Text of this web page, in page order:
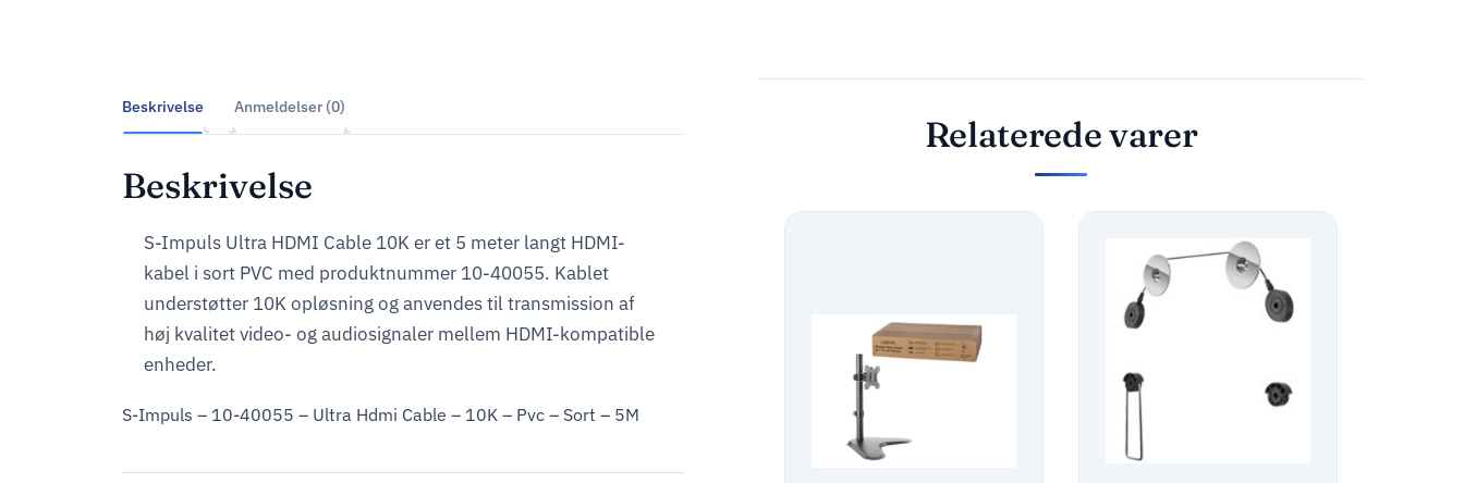
Beskrivelse Anmeldelser (0)
Beskrivelse
S-Impuls Ultra HDMI Cable 10K er et 5 meter langt HDMI-
kabel i sort PVC med produktnummer 10-40055. Kablet
understøtter 10K opløsning og anvendes til transmission af
høj kvalitet video- og audiosignaler mellem HDMI-kompatible
enheder.
S-Impuls – 10-40055 – Ultra Hdmi Cable – 10K – Pvc – Sort – 5M
Relaterede varer